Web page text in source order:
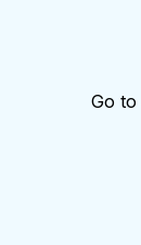
Go to